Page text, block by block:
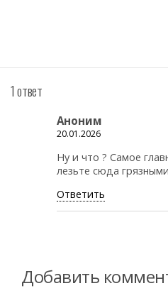
1 ответ
Аноним
20.01.2026
Ну и что ? Самое
лезьте сюда
Ответить
Добавить